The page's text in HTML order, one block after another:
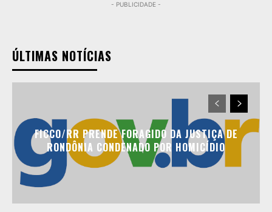
- PUBLICIDADE -
ÚLTIMAS NOTÍCIAS
FICCO/RR PRENDE FORAGIDO DA JUSTIÇA DE
RONDÔNIA CONDENADO POR HOMICÍDIO